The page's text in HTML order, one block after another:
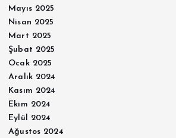
Mayıs 2025
Nisan 2025
Mart 2025
Şubat 2025
Ocak 2025
Aralık 2024
Kasım 2024
Ekim 2024
Eylül 2024
Ağustos 2024